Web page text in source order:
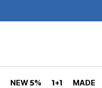
NEW 5% 1+1 MADE